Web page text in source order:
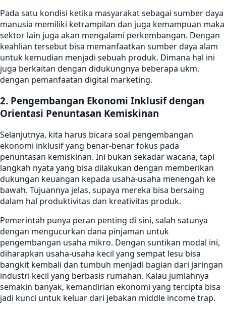
Pada satu kondisi ketika masyarakat sebagai sumber daya
manusia memiliki ketrampilan dan juga kemampuan maka
sektor lain juga akan mengalami perkembangan. Dengan
keahlian tersebut bisa memanfaatkan sumber daya alam
untuk kemudian menjadi sebuah produk. Dimana hal ini
juga berkaitan dengan didukungnya beberapa ukm,
dengan pemanfaatan digital marketing.
2. Pengembangan Ekonomi Inklusif dengan
Orientasi Penuntasan Kemiskinan
Selanjutnya, kita harus bicara soal pengembangan
ekonomi inklusif yang benar-benar fokus pada
penuntasan kemiskinan. Ini bukan sekadar wacana, tapi
langkah nyata yang bisa dilakukan dengan memberikan
dukungan keuangan kepada usaha-usaha menengah ke
bawah. Tujuannya jelas, supaya mereka bisa bersaing
dalam hal produktivitas dan kreativitas produk.
Pemerintah punya peran penting di sini, salah satunya
dengan mengucurkan dana pinjaman untuk
pengembangan usaha mikro. Dengan suntikan modal ini,
diharapkan usaha-usaha kecil yang sempat lesu bisa
bangkit kembali dan tumbuh menjadi bagian dari jaringan
industri kecil yang berbasis rumahan. Kalau jumlahnya
semakin banyak, kemandirian ekonomi yang tercipta bisa
jadi kunci untuk keluar dari jebakan middle income trap.